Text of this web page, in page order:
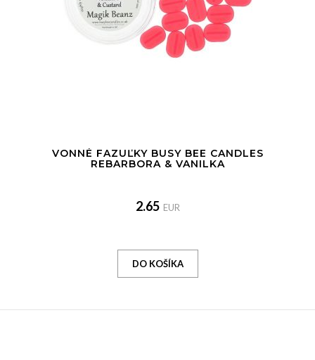
VONNÉ FAZUĽKY BUSY BEE CANDLES
REBARBORA & VANILKA
2.65 EUR